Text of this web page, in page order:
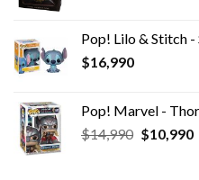
Pop! Lilo & Stitch
$16,990
Pop! Marvel -
$14,990 El
$10,990El